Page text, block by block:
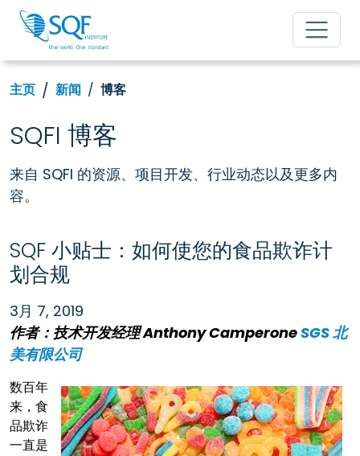
主页 新闻 博客
SQFI 博客
来自 SQFI 的资源、项目开发、行业动态以及更多内
容。
SQF 小贴士：如何使您的食品欺诈计
划合规
3月 7, 2019
作者：技术开发经理 Anthony CamperoneSGS 北
美有限公司
数百年
来，食
品欺诈
一直是